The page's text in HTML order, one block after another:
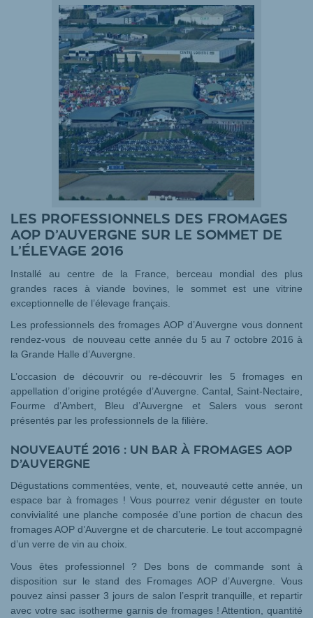
LES PROFESSIONNELS DES FROMAGES
AOP D’AUVERGNE SUR LE SOMMET DE
L’ÉLEVAGE 2016
Installé au centre de la France, berceau mondial des plus
grandes races à viande bovines, le sommet est une vitrine
exceptionnelle de l’élevage français.
Les professionnels des fromages AOP d’Auvergne vous donnent
rendez-vous de nouveau cette année du 5 au 7 octobre 2016 à
la Grande Halle d’Auvergne.
L’occasion de découvrir ou re-découvrir les 5 fromages en
appellation d’origine protégée d’Auvergne. Cantal, Saint-Nectaire,
Fourme d’Ambert, Bleu d’Auvergne et Salers vous seront
présentés par les professionnels de la filière.
NOUVEAUTÉ 2016 : UN BAR À FROMAGES AOP
D’AUVERGNE
Dégustations commentées, vente, et, nouveauté cette année, un
espace bar à fromages ! Vous pourrez venir déguster en toute
convivialité une planche composée d’une portion de chacun des
fromages AOP d’Auvergne et de charcuterie. Le tout accompagné
d’un verre de vin au choix.
Vous êtes professionnel ? Des bons de commande sont à
disposition sur le stand des Fromages AOP d’Auvergne. Vous
pouvez ainsi passer 3 jours de salon l’esprit tranquille, et repartir
avec votre sac isotherme garnis de fromages ! Attention, quantité